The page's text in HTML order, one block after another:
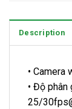
Description
• Camera
• Độ phân
25/